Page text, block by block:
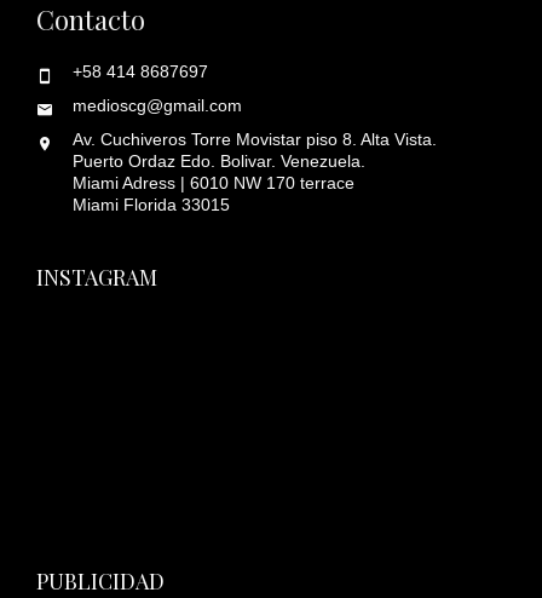
Contacto
+58 414 8687697
medioscg@gmail.com
Av. Cuchiveros Torre Movistar piso 8. Alta Vista.
Puerto Ordaz Edo. Bolivar. Venezuela.
Miami Adress | 6010 NW 170 terrace
Miami Florida 33015
INSTAGRAM
PUBLICIDAD